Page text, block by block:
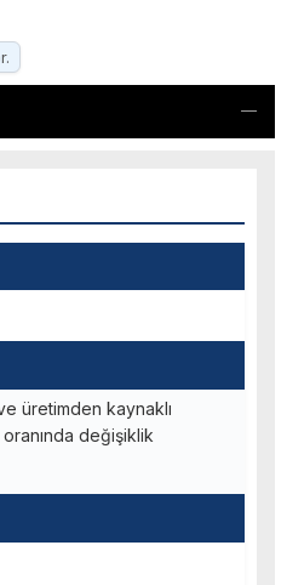
üretimden kaynaklı
değişiklik